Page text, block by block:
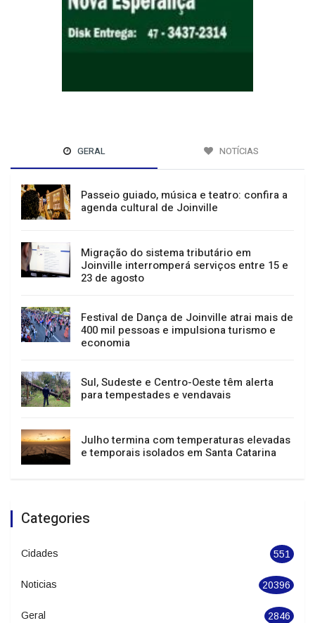
GERAL NOTÍCIAS
Passeio guiado, música e teatro: confira a
agenda cultural de Joinville
Migração do sistema tributário em
Joinville interromperá serviços entre 15 e
23 de agosto
Festival de Dança de Joinville atrai mais de
400 mil pessoas e impulsiona turismo e
economia
Sul, Sudeste e Centro-Oeste têm alerta
para tempestades e vendavais
Julho termina com temperaturas elevadas
e temporais isolados em Santa Catarina
Categories
Cidades 551
Noticias 20396
Geral 2846